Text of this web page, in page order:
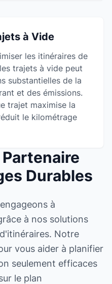
à Vide
les itinéraires de
trajets à vide peut
substantielles de la
et des émissions.
trajet maximise la
le kilométrage
Durables
à
à nos solutions
Notre
vous aider à planifier
seulement efficaces
le plan